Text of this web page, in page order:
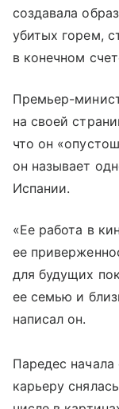
создавала
убитых горем,
в конечном
Премьер-
на своей
что он
он называет
Испании.
«Ее работа в
ее
для будущих
ее семью и
написал он.
Паредес
карьеру